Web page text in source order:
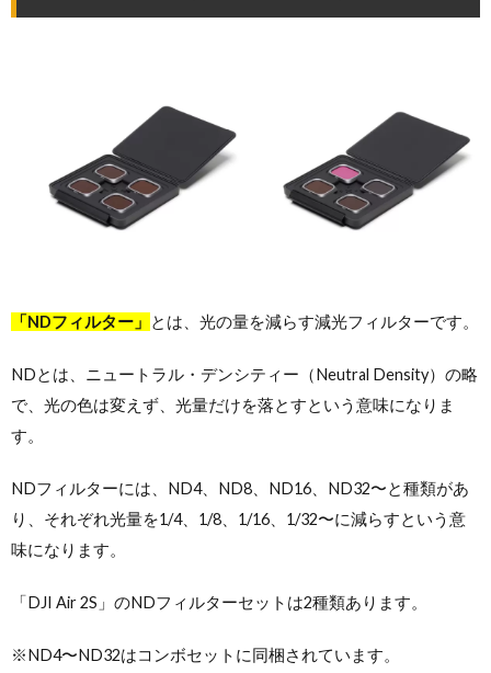
「NDフィルター」 とは、光の量を減らす減光フィルターです。
NDとは、ニュートラル・デンシティー（Neutral Density）の略
で、光の色は変えず、光量だけを落とすという意味になりま
す。
NDフィルターには、ND4、ND8、ND16、ND32〜と種類があ
り、それぞれ光量を1/4、1/8、1/16、1/32〜に減らすという意
味になります。
「DJI Air 2S」のNDフィルターセットは2種類あります。
※ND4〜ND32はコンボセットに同梱されています。